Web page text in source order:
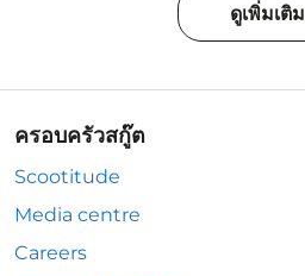
ดูเพิ่มเติม
ครอบครัวสกู๊ต
Scootitude
Media centre
Careers